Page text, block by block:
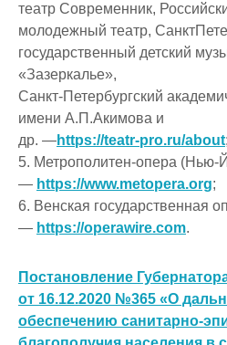
театр Современник,
молодежный театр,
государственный детский
«Зазеркалье»,
Санкт-Петербургский
имени А.П.Акимова и
др. —https://teatr-pro.ru/about;
5. Метрополитен-опера (Нью-
— https://www.metopera.org;
6. Венская государственная
— https://operawire.com.
Постановление
от 16.12.2020 №365 «О
обеспечению санитарно-